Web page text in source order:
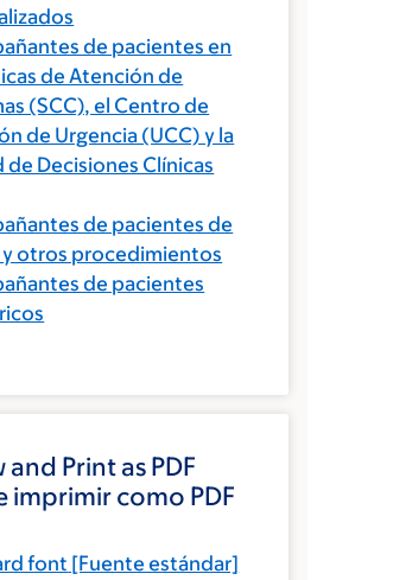
de pacientes en
de Atención de
(SCC), el Centro de
de Urgencia (UCC) y la
de Decisiones Clínicas
de pacientes de
y otros procedimientos
de pacientes
and Print as PDF
imprimir como PDF
font [Fuente estándar]